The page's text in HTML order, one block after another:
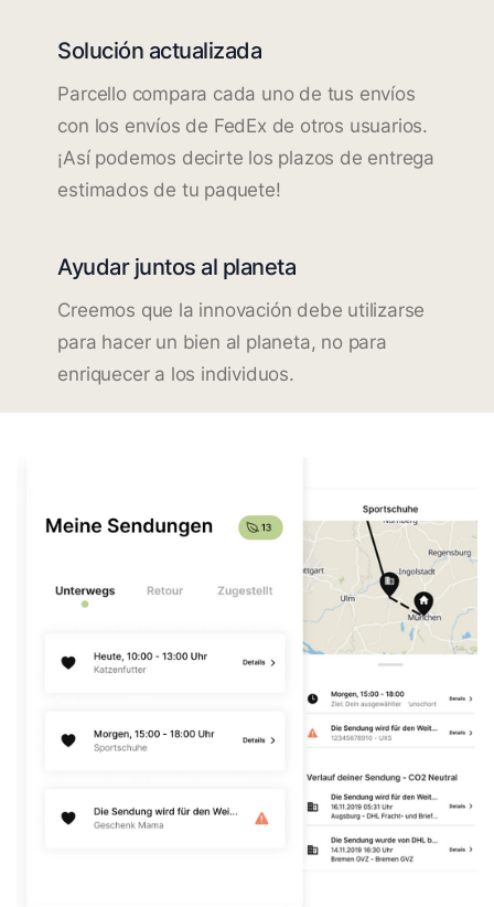
Solución actualizada
Parcello compara cada uno de tus envíos
con los envíos de FedEx de otros usuarios.
¡Así podemos decirte los plazos de entrega
estimados de tu paquete!
Ayudar juntos al planeta
Creemos que la innovación debe utilizarse
para hacer un bien al planeta, no para
enriquecer a los individuos.